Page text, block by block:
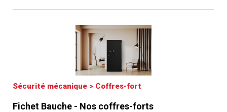
Sécurité mécanique > Coffres-fort
Fichet Bauche - Nos coffres-forts